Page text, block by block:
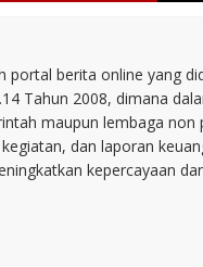
berita online yang
Tahun 2008, dimana
maupun lembaga non
dan laporan
kepercayaan